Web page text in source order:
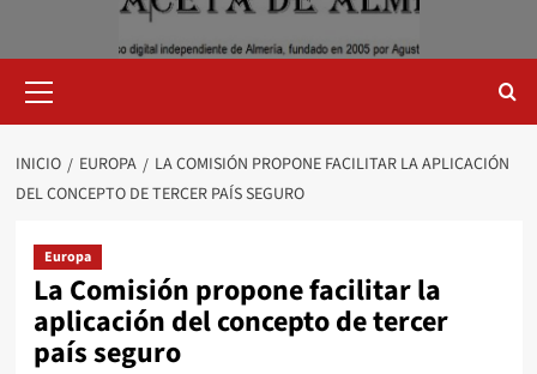
primario
INICIO EUROPA
LA COMISIÓN PROPONE FACILITAR LA APLICACIÓN
DEL CONCEPTO DE TERCER PAÍS SEGURO
Europa
La Comisión propone facilitar la
aplicación del concepto de tercer
país seguro